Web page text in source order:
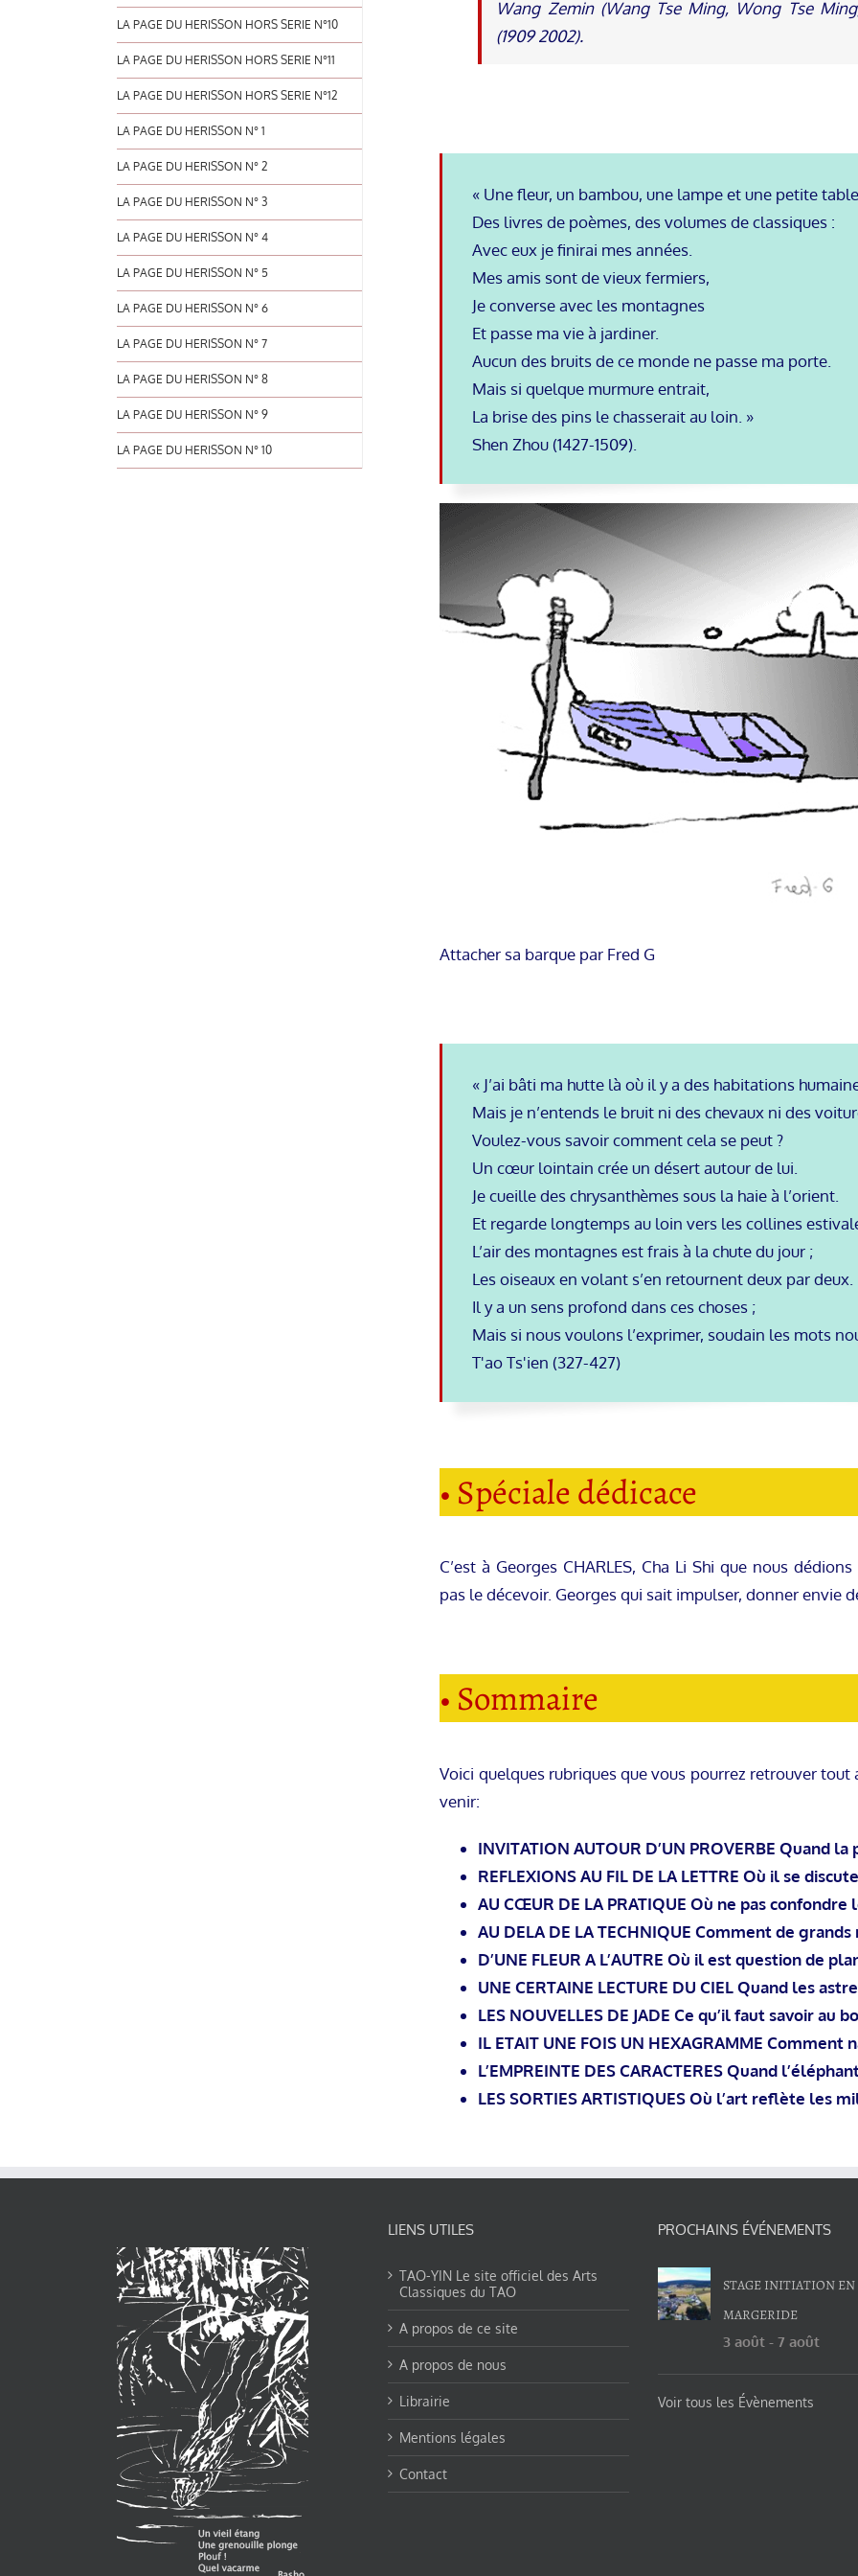
Wang Zemin (Wang Tse Ming, Wong Tse
(1909 2002).
« Une fleur, un bambou, une lampe et une petite
Des livres de poèmes, des volumes de classiques :
Avec eux je finirai mes années.
Mes amis sont de vieux fermiers,
Je converse avec les montagnes
Et passe ma vie à jardiner.
Aucun des bruits de ce monde ne passe ma porte.
Mais si quelque murmure entrait,
La brise des pins le chasserait au loin. »
Shen Zhou (1427-1509).
Attacher sa barque par Fred G
« J’ai bâti ma hutte là où il y a des habitations
Mais je n’entends le bruit ni des chevaux ni des
Voulez-vous savoir comment cela se peut ?
Un cœur lointain crée un désert autour de lui.
Je cueille des chrysanthèmes sous la haie à l’orient.
Et regarde longtemps au loin vers les collines
L’air des montagnes est frais à la chute du jour ;
Les oiseaux en volant s’en retournent deux par deux.
Il y a un sens profond dans ces choses ;
Mais si nous voulons l’exprimer, soudain les mots
T'ao Ts'ien (327-427)
• Spéciale dédicace
C’est à Georges CHARLES, Cha Li Shi que nous
pas le décevoir. Georges qui sait impulser, donner envie
• Sommaire
Voici quelques rubriques que vous pourrez retrouver
venir:
INVITATION AUTOUR D’UN PROVERBE Quand
REFLEXIONS AU FIL DE LA LETTRE Où il se
AU CŒUR DE LA PRATIQUE Où ne pas
AU DELA DE LA TECHNIQUE Comment de
D’UNE FLEUR A L’AUTRE Où il est question de
UNE CERTAINE LECTURE DU CIEL Quand les
LES NOUVELLES DE JADE Ce qu’il faut savoir au
IL ETAIT UNE FOIS UN HEXAGRAMME
L’EMPREINTE DES CARACTERES Quand
LES SORTIES ARTISTIQUES Où l’art reflète les
LA PAGE DU HERISSON HORS SERIE N°10
LA PAGE DU HERISSON HORS SERIE N°11
LA PAGE DU HERISSON HORS SERIE N°12
LA PAGE DU HERISSON N° 1
LA PAGE DU HERISSON N° 2
LA PAGE DU HERISSON N° 3
LA PAGE DU HERISSON N° 4
LA PAGE DU HERISSON N° 5
LA PAGE DU HERISSON N° 6
LA PAGE DU HERISSON N° 7
LA PAGE DU HERISSON N° 8
LA PAGE DU HERISSON N° 9
LA PAGE DU HERISSON N° 10
LIENS UTILES
TAO-YIN Le site officiel des Arts
Classiques du TAO
A propos de ce site
A propos de nous
Librairie
Mentions légales
Contact
PROCHAINS ÉVÉNEMENTS
STAGE INITIATION EN
MARGERIDE
3 août -7 août
Voir tous les Évènements